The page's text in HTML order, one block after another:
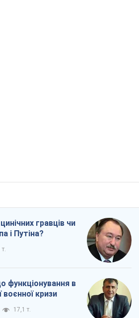
гравців чи
і Путіна?
функціонування в
кризи
17,1 т.